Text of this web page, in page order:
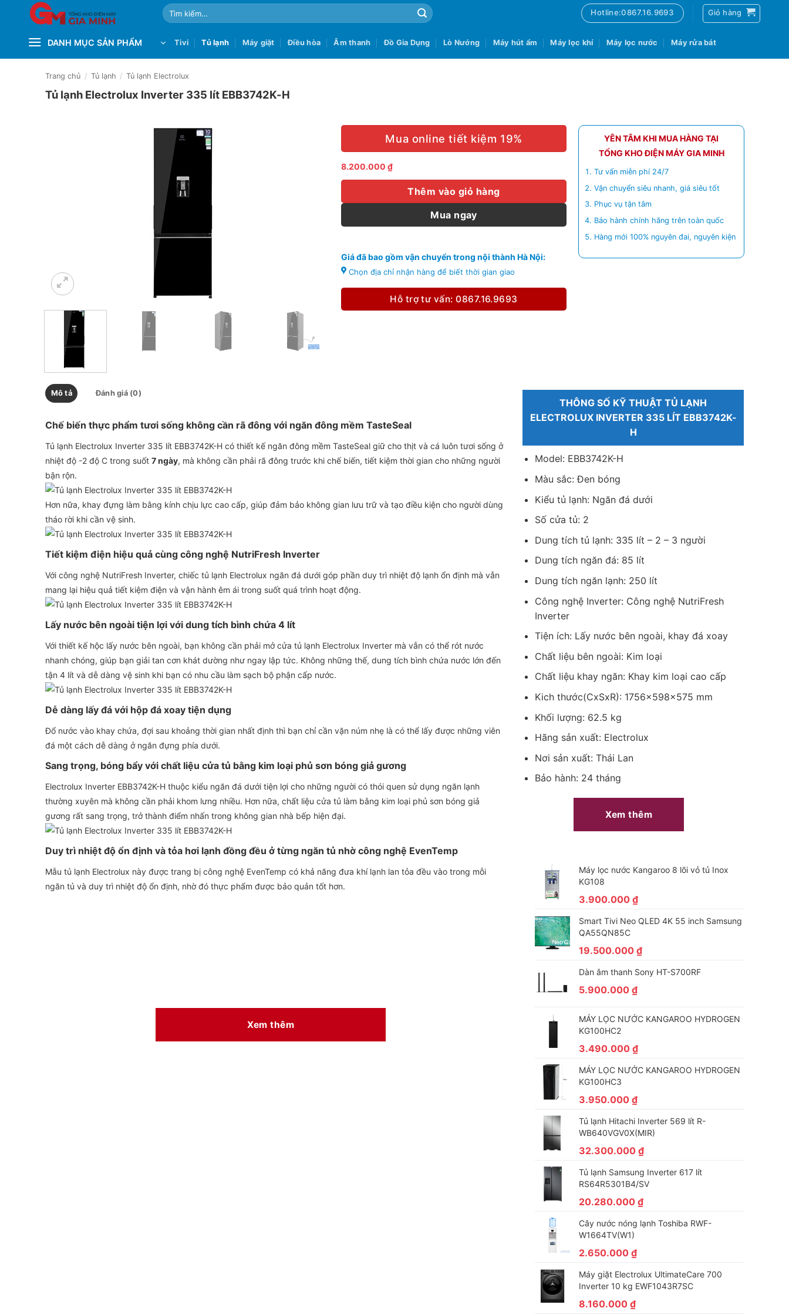
Tìm
kiếm:
Hotline:0867.16.9693 Giỏ hàng
DANH MỤC SẢN PHẨM Tivi Tủ lạnh Máy giặt Điều hòa Âm thanh Đồ Gia Dụng Lò Nướng Máy hút ẩm Máy lọc khí Máy lọc nước Máy rửa bát
Trang chủ / Tủ lạnh / Tủ lạnh Electrolux
Tủ lạnh Electrolux Inverter 335 lít EBB3742K-H
Mua online tiết kiệm 19%
8.200.000 ₫
Thêm vào giỏ hàng
Mua ngay
Giá đã bao gồm vận chuyển trong nội thành Hà Nội:
Chọn địa chỉ nhận hàng để biết thời gian giao
Hỗ trợ tư vấn: 0867.16.9693
YÊN TÂM KHI MUA HÀNG TẠI
TỔNG KHO ĐIỆN MÁY GIA MINH
Tư vấn miễn phí 24/7
Vận chuyển siêu nhanh, giá siêu tốt
Phục vụ tận tâm
Bảo hành chính hãng trên toàn quốc
Hàng mới 100% nguyên đai, nguyên kiện
Mô tả Đánh giá (0)
Chế biến thực phẩm tươi sống không cần rã đông với ngăn đông mềm TasteSeal
Tủ lạnh Electrolux Inverter 335 lít EBB3742K-H có thiết kế ngăn đông mềm TasteSeal giữ cho thịt và cá luôn tươi sống ở
nhiệt độ -2 độ C trong suốt 7 ngày, mà không cần phải rã đông trước khi chế biến, tiết kiệm thời gian cho những người
bận rộn.
Hơn nữa, khay đựng làm bằng kính chịu lực cao cấp, giúp đảm bảo không gian lưu trữ và tạo điều kiện cho người dùng
tháo rời khi cần vệ sinh.
Tiết kiệm điện hiệu quả cùng công nghệ NutriFresh Inverter
Với công nghệ NutriFresh Inverter, chiếc tủ lạnh Electrolux ngăn đá dưới góp phần duy trì nhiệt độ lạnh ổn định mà vẫn
mang lại hiệu quả tiết kiệm điện và vận hành êm ái trong suốt quá trình hoạt động.
Lấy nước bên ngoài tiện lợi với dung tích bình chứa 4 lít
Với thiết kế hộc lấy nước bên ngoài, bạn không cần phải mở cửa tủ lạnh Electrolux Inverter mà vẫn có thể rót nước
nhanh chóng, giúp bạn giải tan cơn khát dường như ngay lập tức. Không những thế, dung tích bình chứa nước lớn đến
tận 4 lít và dễ dàng vệ sinh khi bạn có nhu cầu làm sạch bộ phận cấp nước.
Dễ dàng lấy đá với hộp đá xoay tiện dụng
Đổ nước vào khay chứa, đợi sau khoảng thời gian nhất định thì bạn chỉ cần vặn núm nhẹ là có thể lấy được những viên
đá một cách dễ dàng ở ngăn đựng phía dưới.
Sang trọng, bóng bẩy với chất liệu cửa tủ bằng kim loại phủ sơn bóng giả gương
Electrolux Inverter EBB3742K-H thuộc kiểu ngăn đá dưới tiện lợi cho những người có thói quen sử dụng ngăn lạnh
thường xuyên mà không cần phải khom lưng nhiều. Hơn nữa, chất liệu cửa tủ làm bằng kim loại phủ sơn bóng giả
gương rất sang trọng, trở thành điểm nhấn trong không gian nhà bếp hiện đại.
Duy trì nhiệt độ ổn định và tỏa hơi lạnh đồng đều ở từng ngăn tủ nhờ công nghệ EvenTemp
Mẫu tủ lạnh Electrolux này được trang bị công nghệ EvenTemp có khả năng đưa khí lạnh lan tỏa đều vào trong mỗi
ngăn tủ và duy trì nhiệt độ ổn định, nhờ đó thực phẩm được bảo quản tốt hơn.
Xem thêm
THÔNG SỐ KỸ THUẬT TỦ LẠNH
ELECTROLUX INVERTER 335 LÍT EBB3742K-
H
Model: EBB3742K-H
Màu sắc: Đen bóng
Kiểu tủ lạnh: Ngăn đá dưới
Số cửa tủ: 2
Dung tích tủ lạnh: 335 lít – 2 – 3 người
Dung tích ngăn đá: 85 lít
Dung tích ngăn lạnh: 250 lít
Công nghệ Inverter: Công nghệ NutriFresh
Inverter
Tiện ích: Lấy nước bên ngoài, khay đá xoay
Chất liệu bên ngoài: Kim loại
Chất liệu khay ngăn: Khay kim loại cao cấp
Kich thước(CxSxR): 1756x598x575 mm
Khối lượng: 62.5 kg
Hãng sản xuất: Electrolux
Nơi sản xuất: Thái Lan
Bảo hành: 24 tháng
Xem thêm
Máy lọc nước Kangaroo 8 lõi vỏ tủ Inox
KG108
3.900.000₫
Smart Tivi Neo QLED 4K 55 inch Samsung
QA55QN85C
19.500.000₫
Dàn âm thanh Sony HT-S700RF
5.900.000₫
MÁY LỌC NƯỚC KANGAROO HYDROGEN
KG100HC2
3.490.000₫
MÁY LỌC NƯỚC KANGAROO HYDROGEN
KG100HC3
3.950.000₫
Tủ lạnh Hitachi Inverter 569 lít R-
WB640VGV0X(MIR)
32.300.000₫
Tủ lạnh Samsung Inverter 617 lít
RS64R5301B4/SV
20.280.000₫
Cây nước nóng lạnh Toshiba RWF-
W1664TV(W1)
2.650.000₫
Máy giặt Electrolux UltimateCare 700
Inverter 10 kg EWF1043R7SC
8.160.000₫